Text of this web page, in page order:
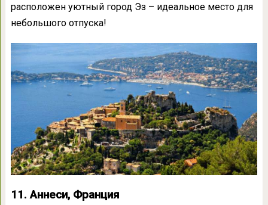
расположен уютный город Эз – идеальное место для
небольшого отпуска!
11. Аннеси, Франция